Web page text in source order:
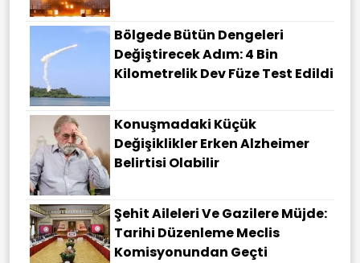
Bölgede Bütün Dengeleri
Değiştirecek Adım: 4 Bin
Kilometrelik Dev Füze Test Edildi
Konuşmadaki Küçük
Değişiklikler Erken Alzheimer
Belirtisi Olabilir
Şehit Aileleri Ve Gazilere Müjde:
Tarihi Düzenleme Meclis
Komisyonundan Geçti